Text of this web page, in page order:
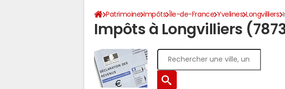
Patrimoine Impôts Île-de-France Yvelines Longvilliers
Impôts à Longvilliers